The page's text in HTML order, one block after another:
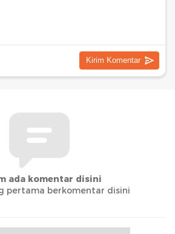
ada komentar disini
pertama berkomentar disini